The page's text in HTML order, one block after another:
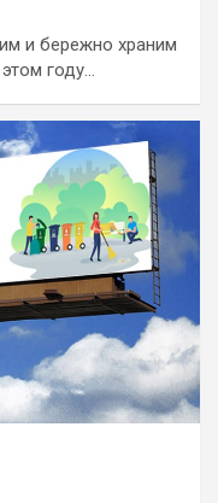
и бережно храним
году…